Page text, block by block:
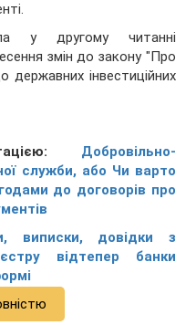
у другому читанні
змін до закону "Про
державних інвестиційних
Добровільно-
служби, або Чи варто
до договорів про
виписки, довідки з
відтепер банки